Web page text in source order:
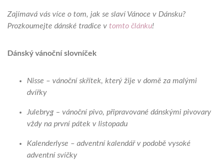
Zajímavá vás více o tom, jak se slaví Vánoce v Dánsku?
Prozkoumejte dánské tradice v tomto článku!
Dánský vánoční slovníček
Nisse – vánoční skřítek, který žije v domě za malými
dvířky
Julebryg – vánoční pivo, připravované dánskými pivovary
vždy na první pátek v listopadu
Kalenderlyse – adventní kalendář v podobě vysoké
adventní svíčky